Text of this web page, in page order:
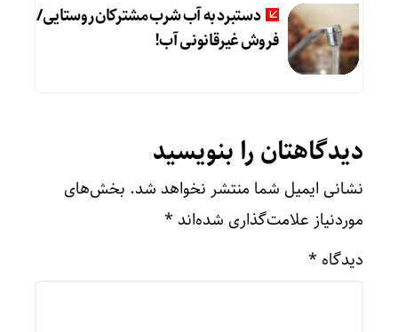
دستبرد به آب شرب مشترکان روستایی/
فروش غیرقانونی آب!
دیدگاهتان را بنویسید
نشانی ایمیل شما منتشر نخواهد شد. بخش‌های
موردنیاز علامت‌گذاری شده‌اند *
دیدگاه *